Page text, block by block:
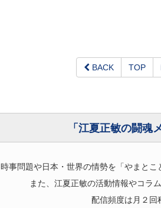
BACK TOP
「江夏正敏の闘魂
時事問題や日本・世界の情勢を「やまとこ
また、江夏正敏の活動情報やコラ
配信頻度は月２回